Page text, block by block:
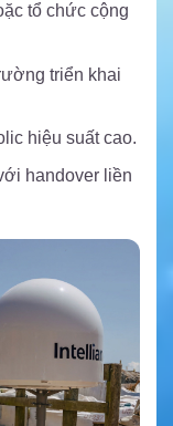
tổ chức cộng
triển khai
hiệu suất cao.
handover liền